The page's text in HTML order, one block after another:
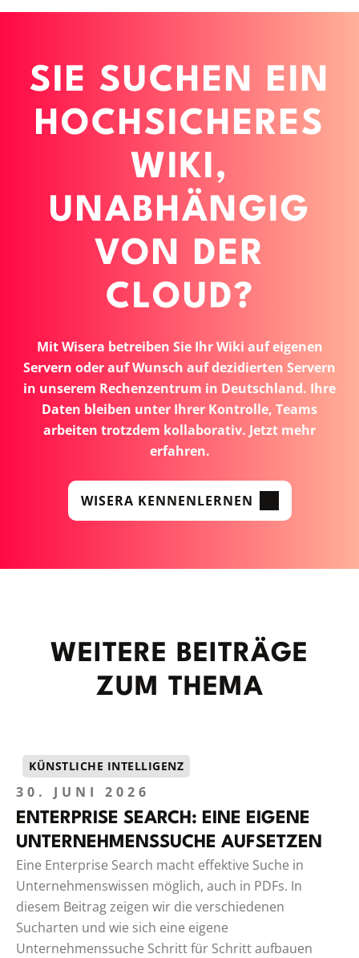
SIE SUCHEN EIN
HOCHSICHERES
WIKI,
UNABHÄNGIG
VON DER
CLOUD?
Mit Wisera betreiben Sie Ihr Wiki auf eigenen
Servern oder auf Wunsch auf dezidierten Servern
in unserem Rechenzentrum in Deutschland. Ihre
Daten bleiben unter Ihrer Kontrolle, Teams
arbeiten trotzdem kollaborativ. Jetzt mehr
erfahren.
WISERA KENNENLERNEN
WEITERE BEITRÄGE
ZUM THEMA
KÜNSTLICHE INTELLIGENZ
30. JUNI 2026
ENTERPRISE SEARCH: EINE EIGENE
UNTERNEHMENSSUCHE AUFSETZEN
Eine Enterprise Search macht effektive Suche in
Unternehmenswissen möglich, auch in PDFs. In
diesem Beitrag zeigen wir die verschiedenen
Sucharten und wie sich eine eigene
Unternehmenssuche Schritt für Schritt aufbauen